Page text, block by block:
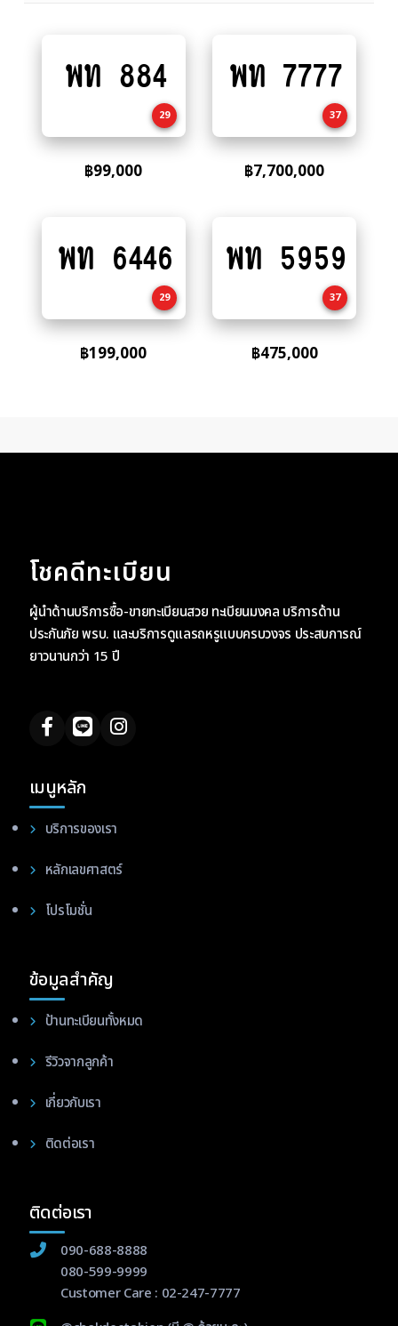
to
พท 884
29
฿99,000
to
พท 7777
37
฿7,700,000
to
พท 6446
29
฿199,000
to
พท 5959
37
฿475,000
โชคดีทะเบียน
ผู้นำด้านบริการซื้อ-ขายทะเบียนสวย ทะเบียนมงคล บริการด้าน
ประกันภัย พรบ. และบริการดูแลรถหรูแบบครบวงจร ประสบการณ์
ยาวนานกว่า 15 ปี
เมนูหลัก
บริการของเรา
หลักเลขศาสตร์
โปรโมชั่น
ข้อมูลสำคัญ
ป้านทะเบียนทั้งหมด
รีวิวจากลูกค้า
เกี่ยวกับเรา
ติดต่อเรา
ติดต่อเรา
090-688-8888
080-599-9999
Customer Care : 02-247-7777